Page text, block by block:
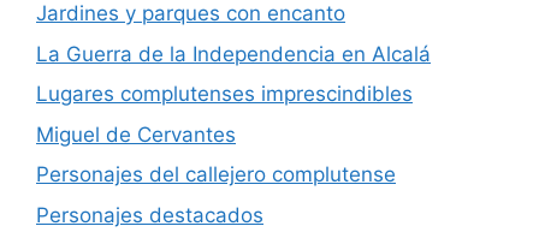
Jardines y parques con encanto
La Guerra de la Independencia en Alcalá
Lugares complutenses imprescindibles
Miguel de Cervantes
Personajes del callejero complutense
Personajes destacados